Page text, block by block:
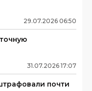
29.07.2026 06:50
31.07.2026 17:07
почти